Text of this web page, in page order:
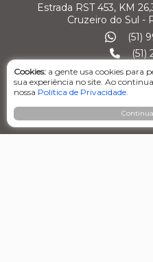
Estrada RST 453, KM
Cruzeiro do Sul -
(51)
(51)
E-mail:
Cookies: a gente usa cookies para
sua experiência no site. Ao
nossa Política de Privacidade.